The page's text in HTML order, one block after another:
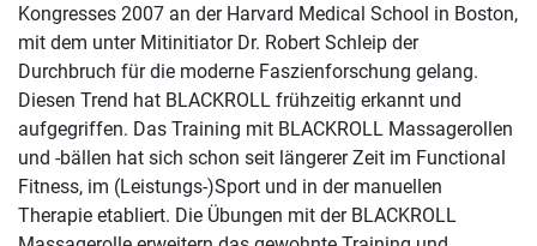
Kongresses 2007 an der Harvard Medical School in Boston,
mit dem unter Mitinitiator Dr. Robert Schleip der
Durchbruch für die moderne Faszienforschung gelang.
Diesen Trend hat BLACKROLL frühzeitig erkannt und
aufgegriffen. Das Training mit BLACKROLL Massagerollen
und -bällen hat sich schon seit längerer Zeit im Functional
Fitness, im (Leistungs-)Sport und in der manuellen
Therapie etabliert. Die Übungen mit der BLACKROLL